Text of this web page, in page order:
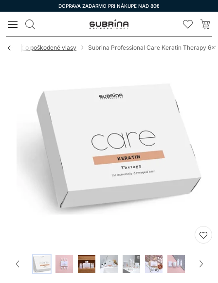
DOPRAVA ZADARMO PRI NÁKUPE NAD 80€
LOMAX
o poškodené vlasy Subrina Professional Care Keratin Therapy